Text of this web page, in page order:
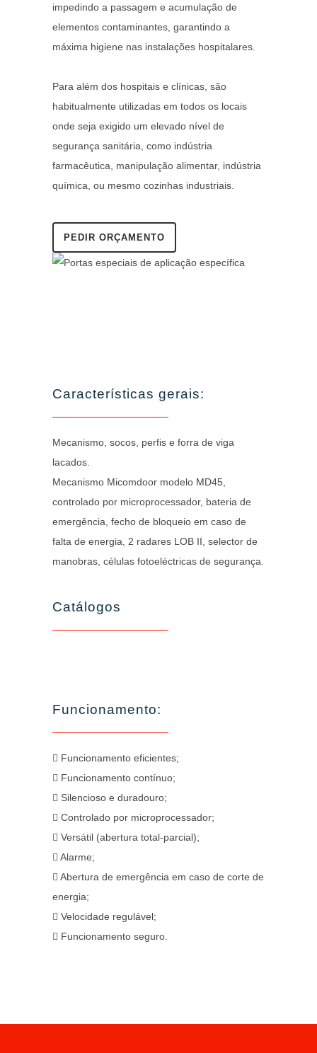
impedindo a passagem e acumulação de
elementos contaminantes, garantindo a
máxima higiene nas instalações hospitalares.
Para além dos hospitais e clínicas, são
habitualmente utilizadas em todos os locais
onde seja exigido um elevado nível de
segurança sanitária, como indústria
farmacêutica, manipulação alimentar, indústria
química, ou mesmo cozinhas industriais.
PEDIR ORÇAMENTO
Características gerais:
Mecanismo, socos, perfis e forra de viga
lacados.
Mecanismo Micomdoor modelo MD45,
controlado por microprocessador, bateria de
emergência, fecho de bloqueio em caso de
falta de energia, 2 radares LOB II, selector de
manobras, células fotoeléctricas de segurança.
Catálogos
Funcionamento:
Funcionamento eficientes;
Funcionamento contínuo;
Silencioso e duradouro;
Controlado por microprocessador;
Versátil (abertura total-parcial);
Alarme;
Abertura de emergência em caso de corte de
energia;
Velocidade regulável;
Funcionamento seguro.